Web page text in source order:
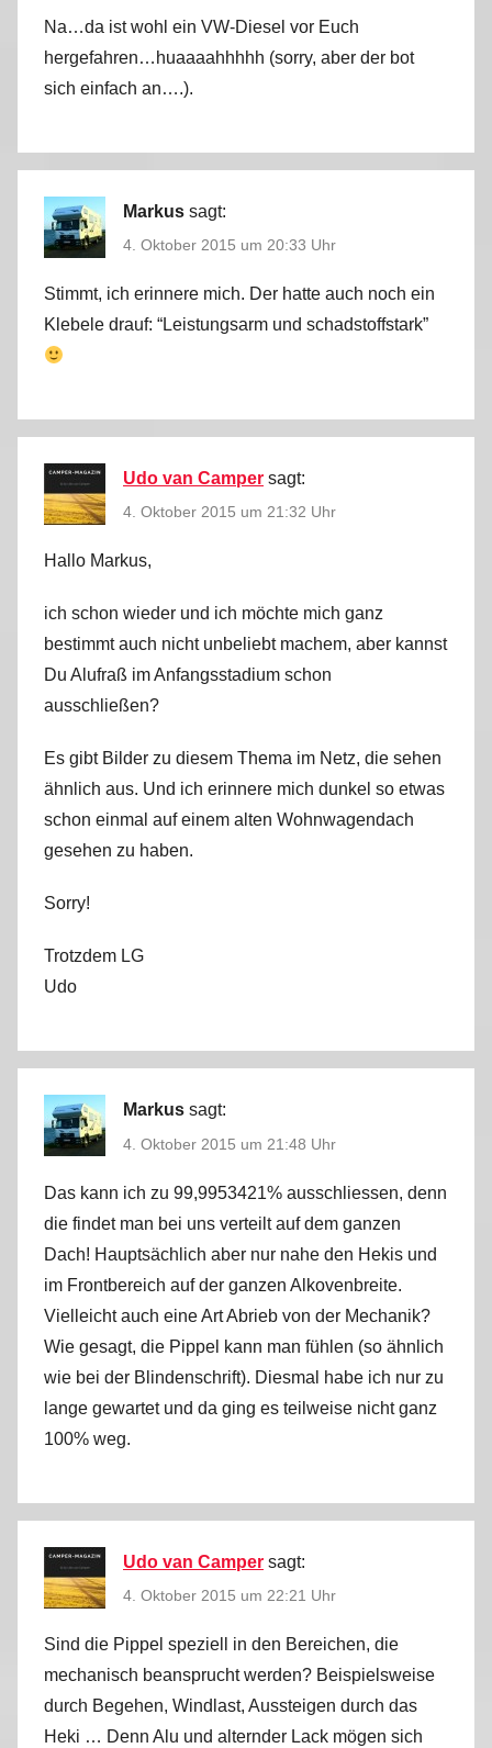
Na…da ist wohl ein VW-Diesel vor Euch
hergefahren…huaaaahhhhh (sorry, aber der bot
sich einfach an….).
Markus sagt:
4. Oktober 2015 um 20:33 Uhr
Stimmt, ich erinnere mich. Der hatte auch noch ein
Klebele drauf: “Leistungsarm und schadstoffstark”
Udo van Camper sagt:
4. Oktober 2015 um 21:32 Uhr
Hallo Markus,
ich schon wieder und ich möchte mich ganz
bestimmt auch nicht unbeliebt machem, aber kannst
Du Alufraß im Anfangsstadium schon
ausschließen?
Es gibt Bilder zu diesem Thema im Netz, die sehen
ähnlich aus. Und ich erinnere mich dunkel so etwas
schon einmal auf einem alten Wohnwagendach
gesehen zu haben.
Sorry!
Trotzdem LG
Udo
Markus sagt:
4. Oktober 2015 um 21:48 Uhr
Das kann ich zu 99,9953421% ausschliessen, denn
die findet man bei uns verteilt auf dem ganzen
Dach! Hauptsächlich aber nur nahe den Hekis und
im Frontbereich auf der ganzen Alkovenbreite.
Vielleicht auch eine Art Abrieb von der Mechanik?
Wie gesagt, die Pippel kann man fühlen (so ähnlich
wie bei der Blindenschrift). Diesmal habe ich nur zu
lange gewartet und da ging es teilweise nicht ganz
100% weg.
Udo van Camper sagt:
4. Oktober 2015 um 22:21 Uhr
Sind die Pippel speziell in den Bereichen, die
mechanisch beansprucht werden? Beispielsweise
durch Begehen, Windlast, Aussteigen durch das
Heki … Denn Alu und alternder Lack mögen sich